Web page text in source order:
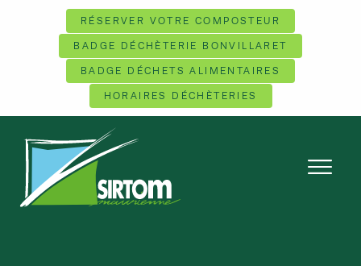
RÉSERVER VOTRE COMPOSTEUR
BADGE DÉCHÈTERIE BONVILLARET
BADGE DÉCHETS ALIMENTAIRES
HORAIRES DÉCHÈTERIES